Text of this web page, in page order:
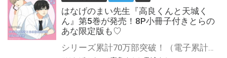
はなげのまい先生『高良くんと天城く
ん』第5巻が発売！8P小冊子付きとらの
あな限定版も♡